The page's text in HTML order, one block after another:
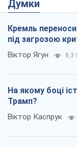
Думки
Кремль
під загрозою
Віктор Ягун 8,3
На якому боці
Трамп?
Віктор Каспрук